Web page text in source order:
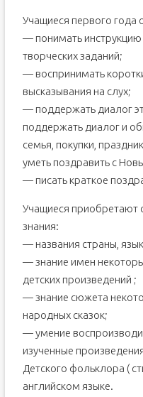
Учащиеся первого года
— понимать
творческих заданий;
— воспринимать
высказывания на слух;
— поддержать диалог
поддержать диалог и
семья, покупки,
уметь поздравить с
— писать краткое
Учащиеся приобретают
знания:
— названия страны,
— знание имен
детских произведений ;
— знание сюжета
народных сказок;
— умение
изученные
Детского фольклора (
английском языке.